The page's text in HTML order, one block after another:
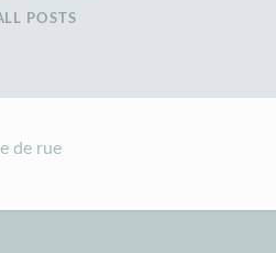
POSTS
de rue